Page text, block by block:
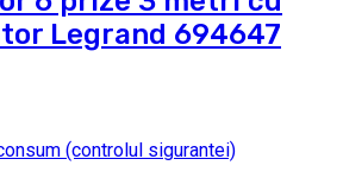
Legrand 694647
(controlul sigurantei)